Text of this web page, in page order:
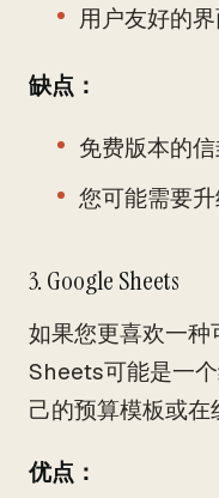
用户友好的界
缺点：
免费版本的信
您可能需要升
3. Google Sheets
如果您更喜欢一
Sheets可能是一
己的预算模板或在
优点：